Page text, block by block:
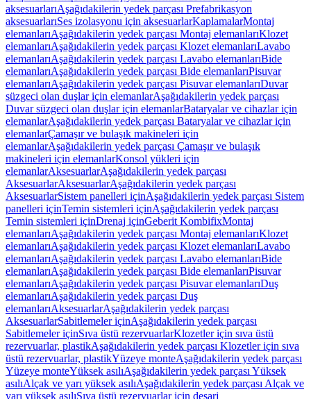
aksesuarlarıAşağıdakilerin yedek parçası Prefabrikasyon
aksesuarlarıSes izolasyonu için aksesuarlarKaplamalarMontaj
elemanlarıAşağıdakilerin yedek parçası Montaj elemanlarıKlozet
elemanlarıAşağıdakilerin yedek parçası Klozet elemanlarıLavabo
elemanlarıAşağıdakilerin yedek parçası Lavabo elemanlarıBide
elemanlarıAşağıdakilerin yedek parçası Bide elemanlarıPisuvar
elemanlarıAşağıdakilerin yedek parçası Pisuvar elemanlarıDuvar
süzgeci olan duşlar için elemanlarAşağıdakilerin yedek parçası
Duvar süzgeci olan duşlar için elemanlarBataryalar ve cihazlar için
elemanlarAşağıdakilerin yedek parçası Bataryalar ve cihazlar için
elemanlarÇamaşır ve bulaşık makineleri için
elemanlarAşağıdakilerin yedek parçası Çamaşır ve bulaşık
makineleri için elemanlarKonsol yükleri için
elemanlarAksesuarlarAşağıdakilerin yedek parçası
AksesuarlarAksesuarlarAşağıdakilerin yedek parçası
AksesuarlarSistem panelleri içinAşağıdakilerin yedek parçası Sistem
panelleri içinTemin sistemleri içinAşağıdakilerin yedek parçası
Temin sistemleri içinDrenaj içinGeberit KombifixMontaj
elemanlarıAşağıdakilerin yedek parçası Montaj elemanlarıKlozet
elemanlarıAşağıdakilerin yedek parçası Klozet elemanlarıLavabo
elemanlarıAşağıdakilerin yedek parçası Lavabo elemanlarıBide
elemanlarıAşağıdakilerin yedek parçası Bide elemanlarıPisuvar
elemanlarıAşağıdakilerin yedek parçası Pisuvar elemanlarıDuş
elemanlarıAşağıdakilerin yedek parçası Duş
elemanlarıAksesuarlarAşağıdakilerin yedek parçası
AksesuarlarSabitlemeler içinAşağıdakilerin yedek parçası
Sabitlemeler içinSıva üstü rezervuarlarKlozetler için sıva üstü
rezervuarlar, plastikAşağıdakilerin yedek parçası Klozetler için sıva
üstü rezervuarlar, plastikYüzeye monteAşağıdakilerin yedek parçası
Yüzeye monteYüksek asılıAşağıdakilerin yedek parçası Yüksek
asılıAlçak ve yarı yüksek asılıAşağıdakilerin yedek parçası Alçak ve
yarı yüksek asılıSıva üstü rezervuarlar için deşarj